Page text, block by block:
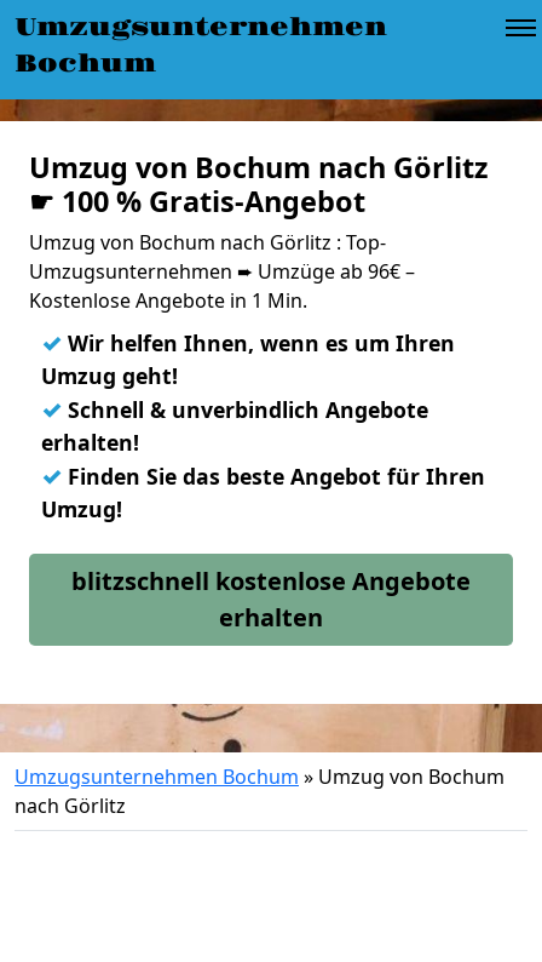
Umzugsunternehmen
Bochum
Umzug von Bochum nach Görlitz
☛ 100 % Gratis-Angebot
Umzug von Bochum nach Görlitz : Top-
Umzugsunternehmen ➨ Umzüge ab 96€ –
Kostenlose Angebote in 1 Min.
✓ Wir helfen Ihnen, wenn es um Ihren
Umzug geht!
✓ Schnell & unverbindlich Angebote
erhalten!
✓ Finden Sie das beste Angebot für Ihren
Umzug!
blitzschnell kostenlose Angebote
erhalten
Umzugsunternehmen Bochum » Umzug von Bochum
nach Görlitz